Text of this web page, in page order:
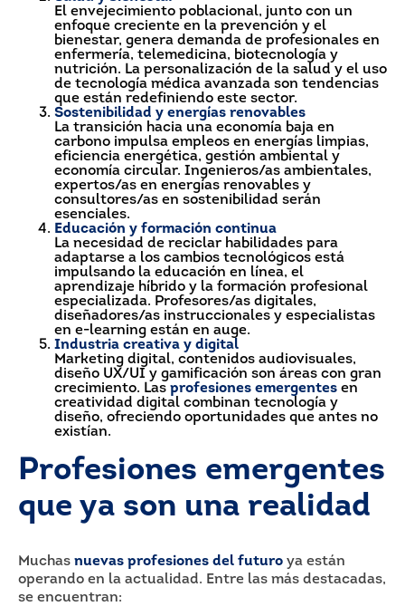
El envejecimiento poblacional, junto con un
enfoque creciente en la prevención y el
bienestar, genera demanda de profesionales en
enfermería, telemedicina, biotecnología y
nutrición. La personalización de la salud y el uso
de tecnología médica avanzada son tendencias
que están redefiniendo este sector.
Sostenibilidad y energías renovables
La transición hacia una economía baja en
carbono impulsa empleos en energías limpias,
eficiencia energética, gestión ambiental y
economía circular. Ingenieros/as ambientales,
expertos/as en energías renovables y
consultores/as en sostenibilidad serán
esenciales.
Educación y formación continua
La necesidad de reciclar habilidades para
adaptarse a los cambios tecnológicos está
impulsando la educación en línea, el
aprendizaje híbrido y la formación profesional
especializada. Profesores/as digitales,
diseñadores/as instruccionales y especialistas
en e-learning están en auge.
Industria creativa y digital
Marketing digital, contenidos audiovisuales,
diseño UX/UI y gamificación son áreas con gran
crecimiento. Las profesiones emergentes en
creatividad digital combinan tecnología y
diseño, ofreciendo oportunidades que antes no
existían.
Profesiones emergentes
que ya son una realidad
Muchas nuevas profesiones del futuro ya están
operando en la actualidad. Entre las más destacadas,
se encuentran: